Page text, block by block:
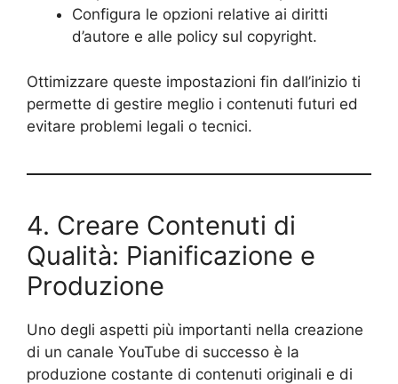
Configura le opzioni relative ai diritti
d’autore e alle policy sul copyright.
Ottimizzare queste impostazioni fin dall’inizio ti
permette di gestire meglio i contenuti futuri ed
evitare problemi legali o tecnici.
4. Creare Contenuti di
Qualità: Pianificazione e
Produzione
Uno degli aspetti più importanti nella creazione
di un canale YouTube di successo è la
produzione costante di contenuti originali e di